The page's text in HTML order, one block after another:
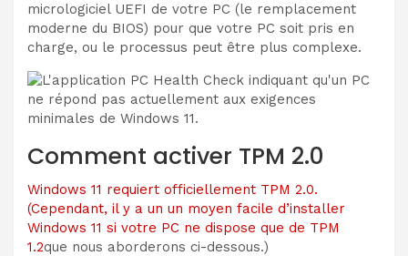
micrologiciel UEFI de votre PC (le remplacement
moderne du BIOS) pour que votre PC soit pris en
charge, ou le processus peut être plus complexe.
Comment activer TPM 2.0
Windows 11 requiert officiellement TPM 2.0.
(Cependant, il y a un un moyen facile d’installer
Windows 11 si votre PC ne dispose que de TPM
1.2que nous aborderons ci-dessous.)